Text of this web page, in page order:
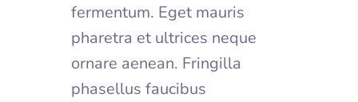
fermentum. Eget mauris
pharetra et ultrices neque
ornare aenean. Fringilla
phasellus faucibus